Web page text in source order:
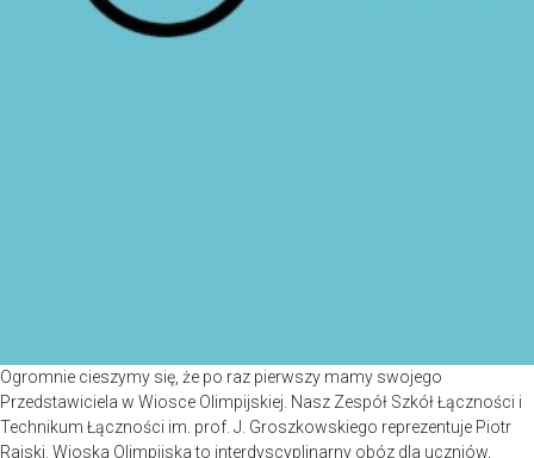
Ogromnie cieszymy się, że po raz pierwszy mamy swojego
Przedstawiciela w Wiosce Olimpijskiej. Nasz Zespół Szkół Łączności i
Technikum Łączności im. prof. J. Groszkowskiego reprezentuje Piotr
Rajski. Wioska Olimpijska to interdyscyplinarny obóz dla uczniów,